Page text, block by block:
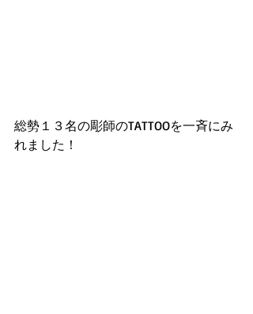
総勢１３名の彫師のTATTOOを一斉にみ
れました！